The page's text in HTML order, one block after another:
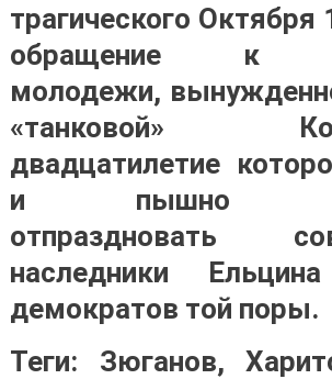
трагического Октября
обращение к
молодежи,
«танковой»
двадцатилетие
и пышно
отпраздновать
наследники
демократов той поры.
Теги: Зюганов,